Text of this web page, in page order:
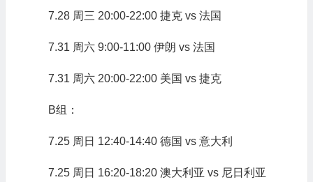
7.28 周三 20:00-22:00 捷克 vs 法国
7.31 周六 9:00-11:00 伊朗 vs 法国
7.31 周六 20:00-22:00 美国 vs 捷克
B组：
7.25 周日 12:40-14:40 德国 vs 意大利
7.25 周日 16:20-18:20 澳大利亚 vs 尼日利亚